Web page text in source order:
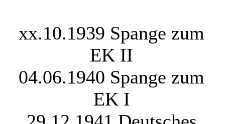
xx.10.1939 Spange zum
EK II
04.06.1940 Spange zum
EK I